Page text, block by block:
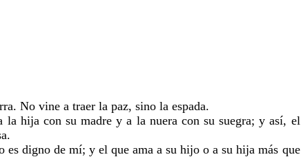
No vine a traer la paz, sino la espada.
la hija con su madre y a la nuera con su suegra;y así, el
es digno de mí; y el que ama a su hijo o a su hija más que